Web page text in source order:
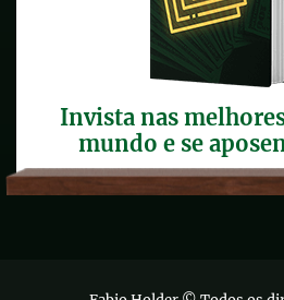
Invista nas
mundo e se